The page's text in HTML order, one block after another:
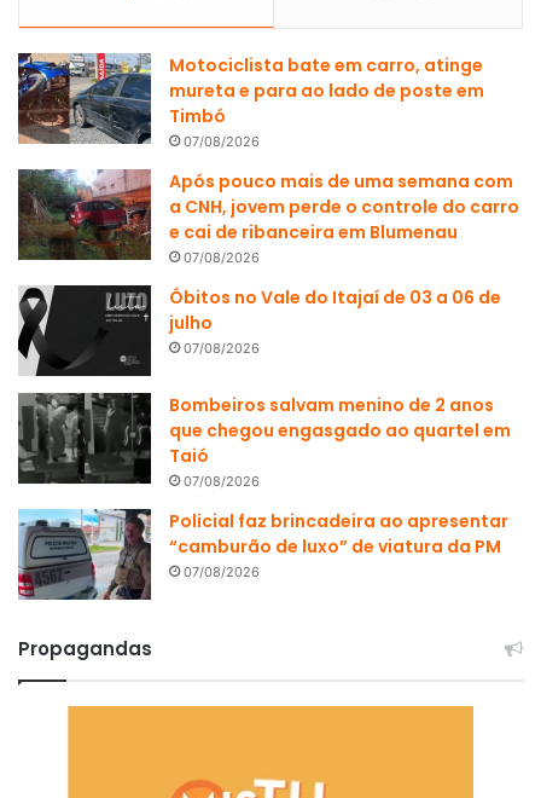
Motociclista bate em carro, atinge
mureta e para ao lado de poste em
Timbó
07/08/2026
Após pouco mais de uma semana com
a CNH, jovem perde o controle do carro
e cai de ribanceira em Blumenau
07/08/2026
Óbitos no Vale do Itajaí de 03 a 06 de
julho
07/08/2026
Bombeiros salvam menino de 2 anos
que chegou engasgado ao quartel em
Taió
07/08/2026
Policial faz brincadeira ao apresentar
“camburão de luxo” de viatura da PM
07/08/2026
Propagandas